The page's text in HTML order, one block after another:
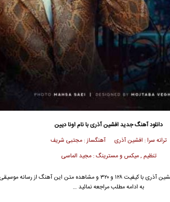
دانلود آهنگ جدیدافشین آذریبا نام اونا دیین
ترانه سرا : افشین آذری آهنگساز : مجتبی شریف
تنظیم , میکس و مسترینگ : مجید الماسی
آذری
با کیفیت ۱۲۸ و ۳۲۰ و مشاهده متن این آهنگ از رسانه
به ادامه مطلب مراجعه نمائید …